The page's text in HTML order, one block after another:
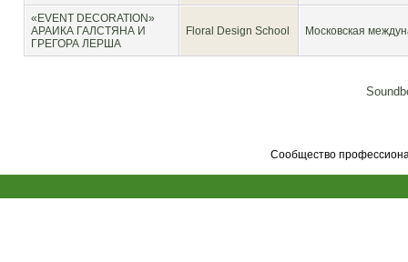
«EVENT DECORATION»
АРАИКА ГАЛСТЯНА И
ГРЕГОРА ЛЕРША
Floral Design School Московская
Сообщество